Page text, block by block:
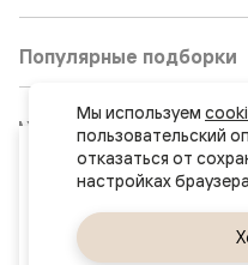
Популярные подборки
Мы используем
пользовательский
отказаться от